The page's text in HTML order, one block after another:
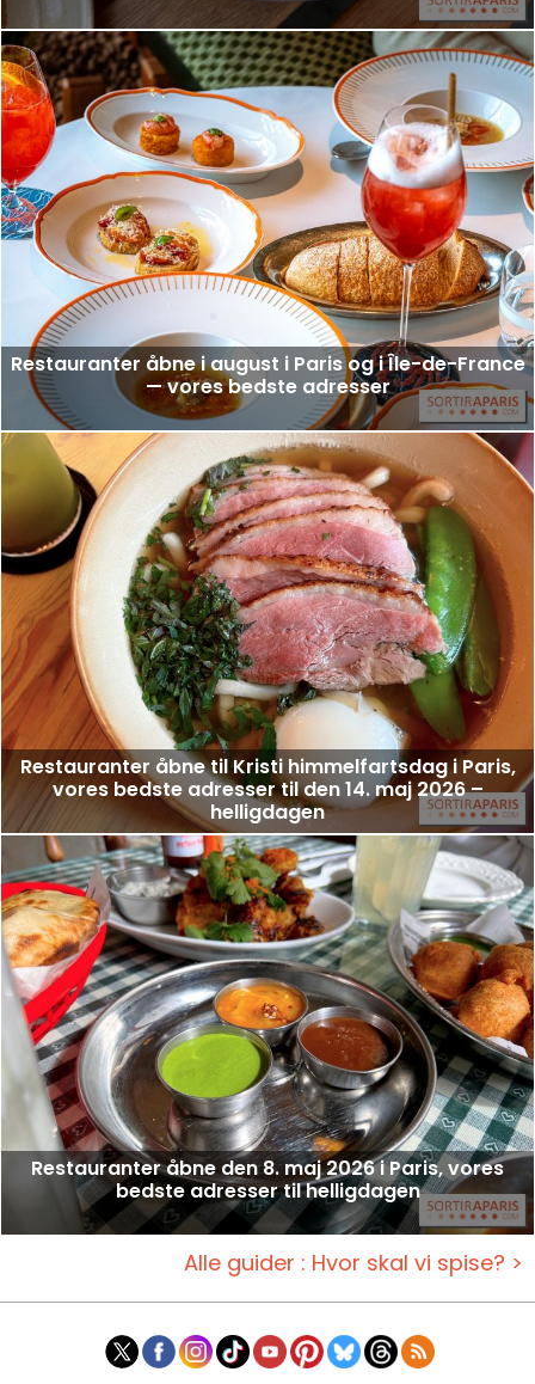
Restauranter åbne i august i Paris og i Île-de-France
— vores bedste adresser
Restauranter åbne til Kristi himmelfartsdag i Paris,
vores bedste adresser til den 14. maj 2026 –
helligdagen
Restauranter åbne den 8. maj 2026 i Paris, vores
bedste adresser til helligdagen
Alle guider : Hvor skal vi spise? >